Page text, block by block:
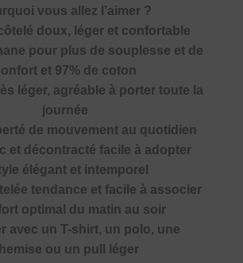
vous allez l’aimer ?
doux, léger et confortable
pour plus de souplesse et de
et 97% de coton
léger, agréable à porter toute la
journée
de mouvement au quotidien
et décontracté facile à adopter
élégant et intemporel
tendance et facile à associer
optimal du matin au soir
avec un T-shirt, un polo, une
ou un pull léger